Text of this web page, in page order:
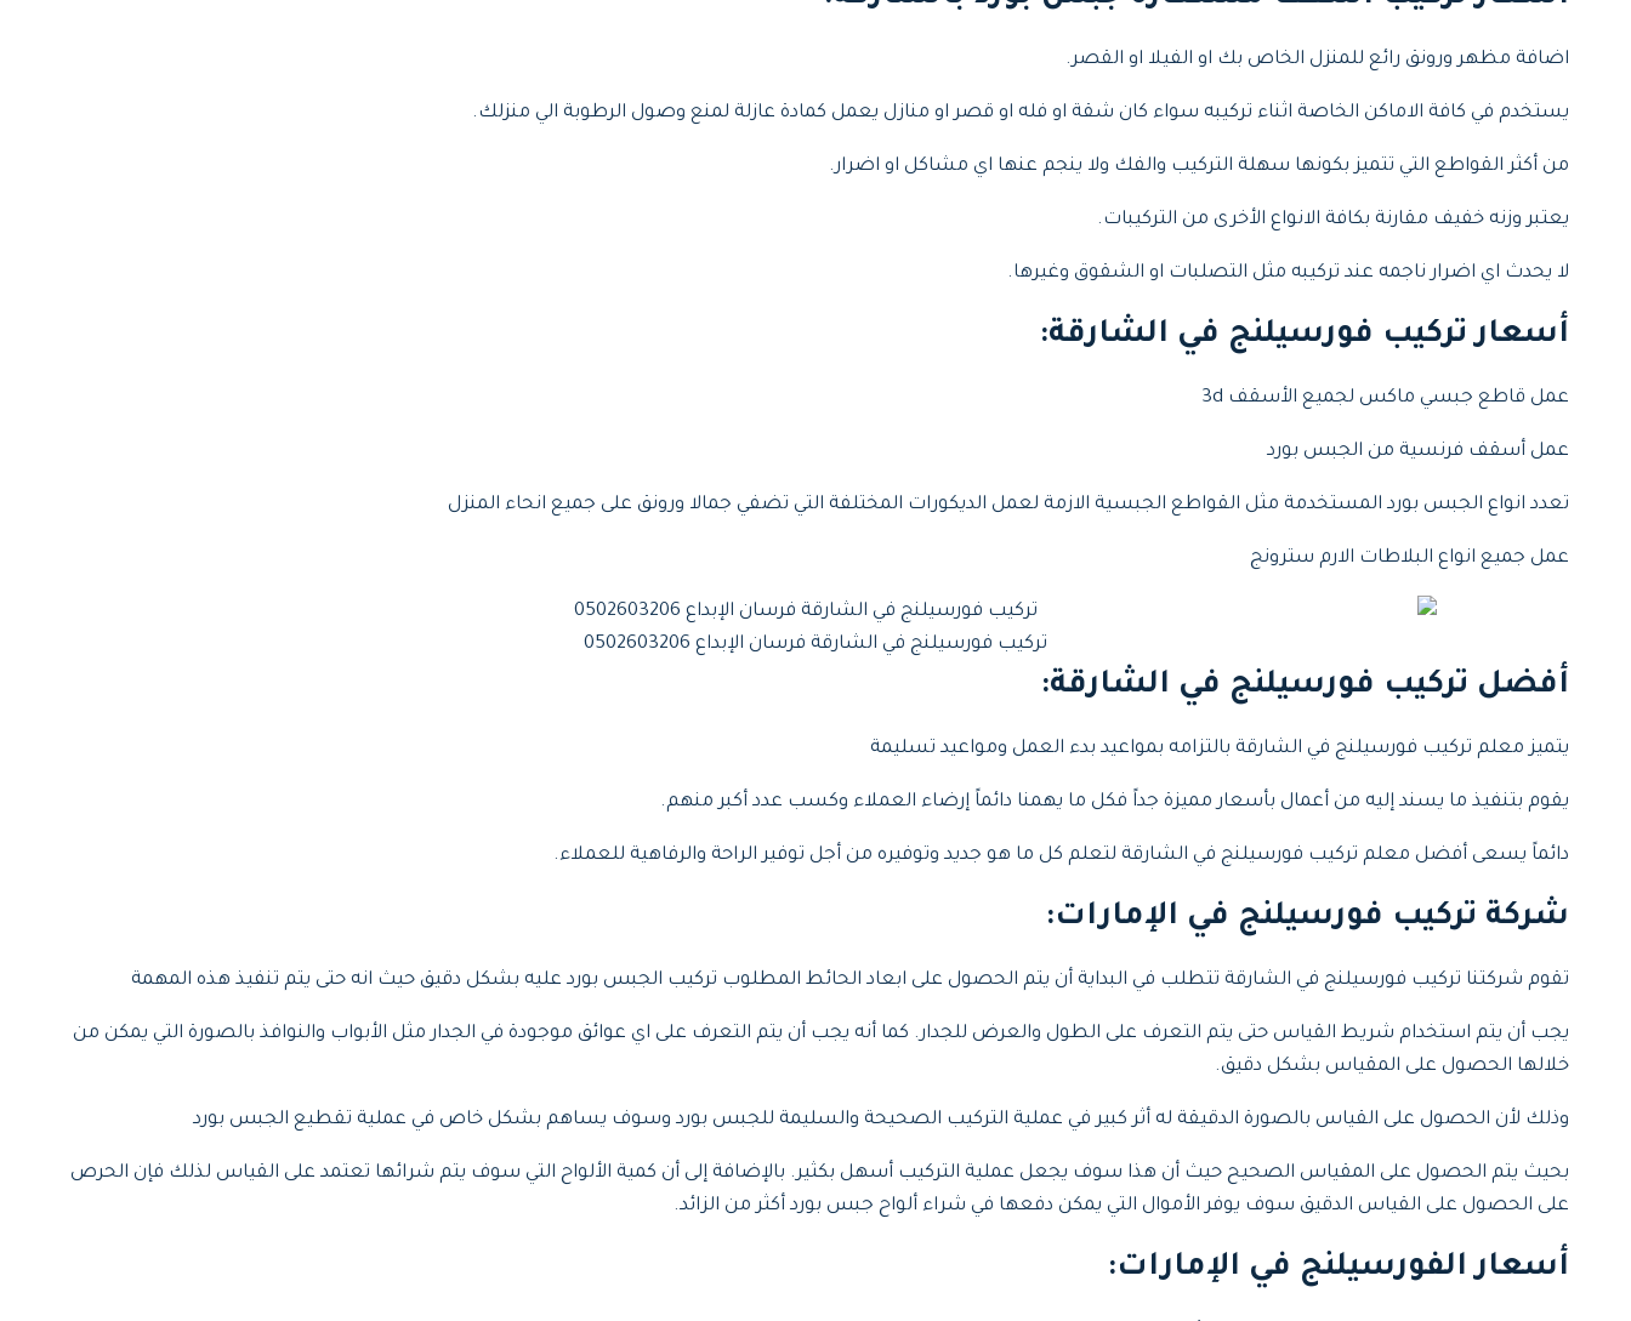
اضافة مظهر ورونق رائع للمنزل الخاص بك او الفيلا او القصر.
يستخدم في كافة الاماكن الخاصة اثناء تركيبه سواء كان شقة او فله او قصر او منازل يعمل كمادة عازلة لمنع وصول الرطوبة الي منزلك.
من أكثر القواطع التي تتميز بكونها سهلة التركيب والفك ولا ينجم عنها اي مشاكل او اضرار.
يعتبر وزنه خفيف مقارنة بكافة الانواع الأخرى من التركيبات.
لا يحدث اي اضرار ناجمه عند تركيبه مثل التصلبات او الشقوق وغيرها.
أسعار تركيب فورسيلنج في الشارقة:
عمل قاطع جبسي ماكس لجميع الأسقف 3d
عمل أسقف فرنسية من الجبس بورد
تعدد انواع الجبس بورد المستخدمة مثل القواطع الجبسية الازمة لعمل الديكورات المختلفة التي تضفي جمالا ورونق على جميع انحاء المنزل
عمل جميع انواع البلاطات الارم سترونج
تركيب فورسيلنج في الشارقة فرسان الإبداع 0502603206
أفضل تركيب فورسيلنج في الشارقة:
يتميز معلم تركيب فورسيلنج في الشارقة بالتزامه بمواعيد بدء العمل ومواعيد تسليمة
يقوم بتنفيذ ما يسند إليه من أعمال بأسعار مميزة جداً فكل ما يهمنا دائماً إرضاء العملاء وكسب عدد أكبر منهم.
دائماً يسعى أفضل معلم تركيب فورسيلنج في الشارقة لتعلم كل ما هو جديد وتوفيره من أجل توفير الراحة والرفاهية للعملاء.
شركة تركيب فورسيلنج في الإمارات:
تقوم شركتنا تركيب فورسيلنج في الشارقة تتطلب في البداية أن يتم الحصول على ابعاد الحائط المطلوب تركيب الجبس بورد عليه بشكل دقيق حيث انه حتى يتم تنفيذ هذه المهمة
يجب أن يتم استخدام شريط القياس حتى يتم التعرف على الطول والعرض للجدار. كما أنه يجب أن يتم التعرف على اي عوائق موجودة في الجدار مثل الأبواب والنوافذ بالصورة التي يمكن من
خلالها الحصول على المقياس بشكل دقيق.
وذلك لأن الحصول على القياس بالصورة الدقيقة له أثر كبير في عملية التركيب الصحيحة والسليمة للجبس بورد وسوف يساهم بشكل خاص في عملية تقطيع الجبس بورد
بحيث يتم الحصول على المقياس الصحيح حيث أن هذا سوف يجعل عملية التركيب أسهل بكثير. بالإضافة إلى أن كمية الألواح التي سوف يتم شرائها تعتمد على القياس لذلك فإن الحرص
على الحصول على القياس الدقيق سوف يوفر الأموال التي يمكن دفعها في شراء ألواح جبس بورد أكثر من الزائد.
أسعار الفورسيلنج في الإمارات: